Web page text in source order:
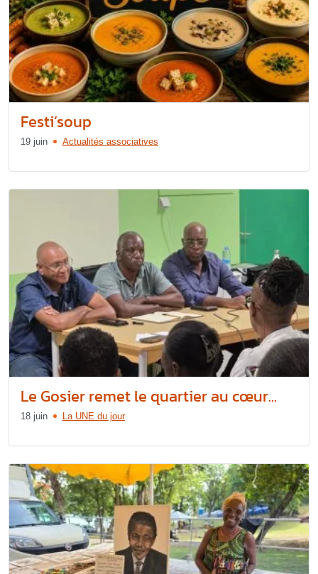
Festi’soup
19 juin Actualités associatives
Le Gosier remet le quartier au cœur...
18 juin La UNE du jour